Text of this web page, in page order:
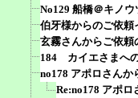
No129 船橋＠キノ
伯牙様からのご依頼
玄霧さんからご依頼
184 カイエさまへ
no178 アポロさんか
Re:no178 アポロ